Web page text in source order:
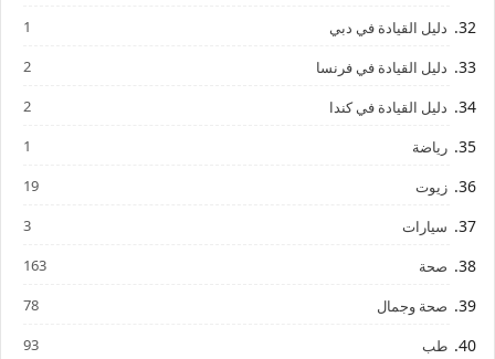
دليل القيادة في دبي 1
دليل القيادة في فرنسا 2
دليل القيادة في كندا 2
رياضة 1
زيوت 19
سيارات 3
صحة 163
صحة وجمال 78
طب 93